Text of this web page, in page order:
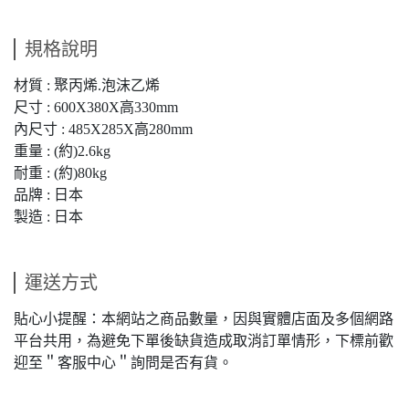
規格說明
材質 : 聚丙烯.泡沫乙烯
尺寸 : 600X380X高330mm
內尺寸 : 485X285X高280mm
重量 : (約)2.6kg
耐重 : (約)80kg
品牌 : 日本
製造 : 日本
運送方式
貼心小提醒：本網站之商品數量，因與實體店面及多個網路
平台共用，為避免下單後缺貨造成取消訂單情形，下標前歡
迎至＂客服中心＂詢問是否有貨。